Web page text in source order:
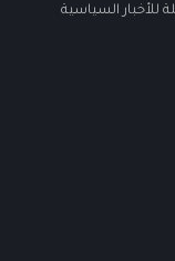
للأخبار السياسية